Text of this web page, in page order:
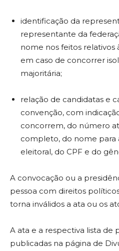
identificação da
representante da
nome nos feitos
em caso de concorrer
majoritária;
relação de candidatas e
convenção, com
concorrem, do número
completo, do nome para
eleitoral, do CPF e do
A convocação ou a
pessoa com direitos
torna inválidos a ata ou os
A ata e a respectiva lista de
publicadas na página de